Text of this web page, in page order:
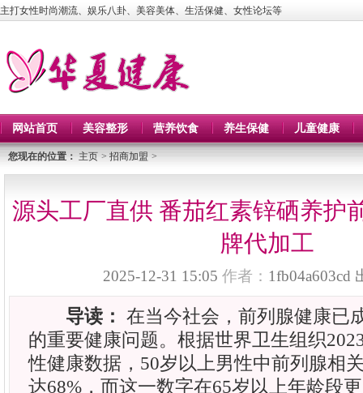
主打女性时尚潮流、娱乐八卦、美容美体、生活保健、女性论坛等
网站首页 美容整形 营养饮食 养生保健 儿童健康
您现在的位置： 主页 > 招商加盟 >
源头工厂直供 番茄红素锌硒养护
牌代加工
2025-12-31 15:05 作者： 1fb04a603cd
导读： 在当今社会，前列腺健康已
的重要健康问题。根据世界卫生组织
性健康数据，50岁以上男性中前列腺相
达68%，而这一数字在65岁以上年龄段